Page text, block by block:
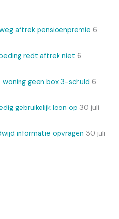
aftrek pensioenpremie 6
redt aftrek niet 6
geen box 3-schuld 6
gebruikelijk loon op 30 juli
informatie opvragen 30 juli